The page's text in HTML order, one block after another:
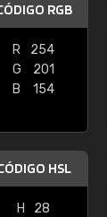
RGB
R
254
G
201
B
154
HSL
H
28